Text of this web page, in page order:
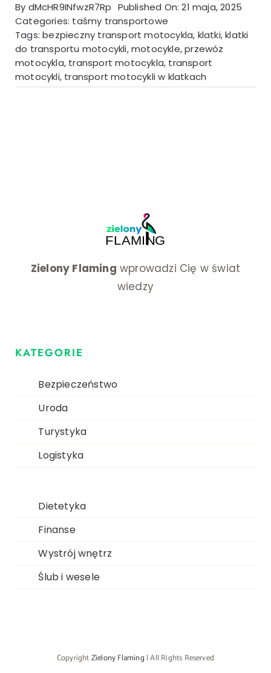
By dMcHR9INfwzR7Rp Published On: 21 maja, 2025
Categories: taśmy transportowe
Tags:bezpieczny transport motocykla, klatki,klatki
do transportu motocykli,motocykle,przewóz
motocykla, transport motocykla, transport
motocykli, transport motocykli w klatkach
Zielony Flaming wprowadzi Cię w świat
wiedzy
KATEGORIE
Bezpieczeństwo
Uroda
Turystyka
Logistyka
Dietetyka
Finanse
Wystrój wnętrz
Ślub i wesele
CopyrightZielony Flaming | All Rights Reserved